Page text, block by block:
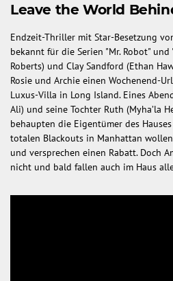
Leave the World
Endzeit-Thriller mit Star-Besetzung
bekannt für die Serien "Mr. Robot" und
Roberts) und Clay Sandford (Ethan
Rosie und Archie einen Wochenend-
Luxus-Villa in Long Island. Eines
Ali) und seine Tochter Ruth (Myha’la
behaupten die Eigentümer des
totalen Blackouts in Manhattan
und versprechen einen Rabatt. Doch
nicht und bald fallen auch im Haus